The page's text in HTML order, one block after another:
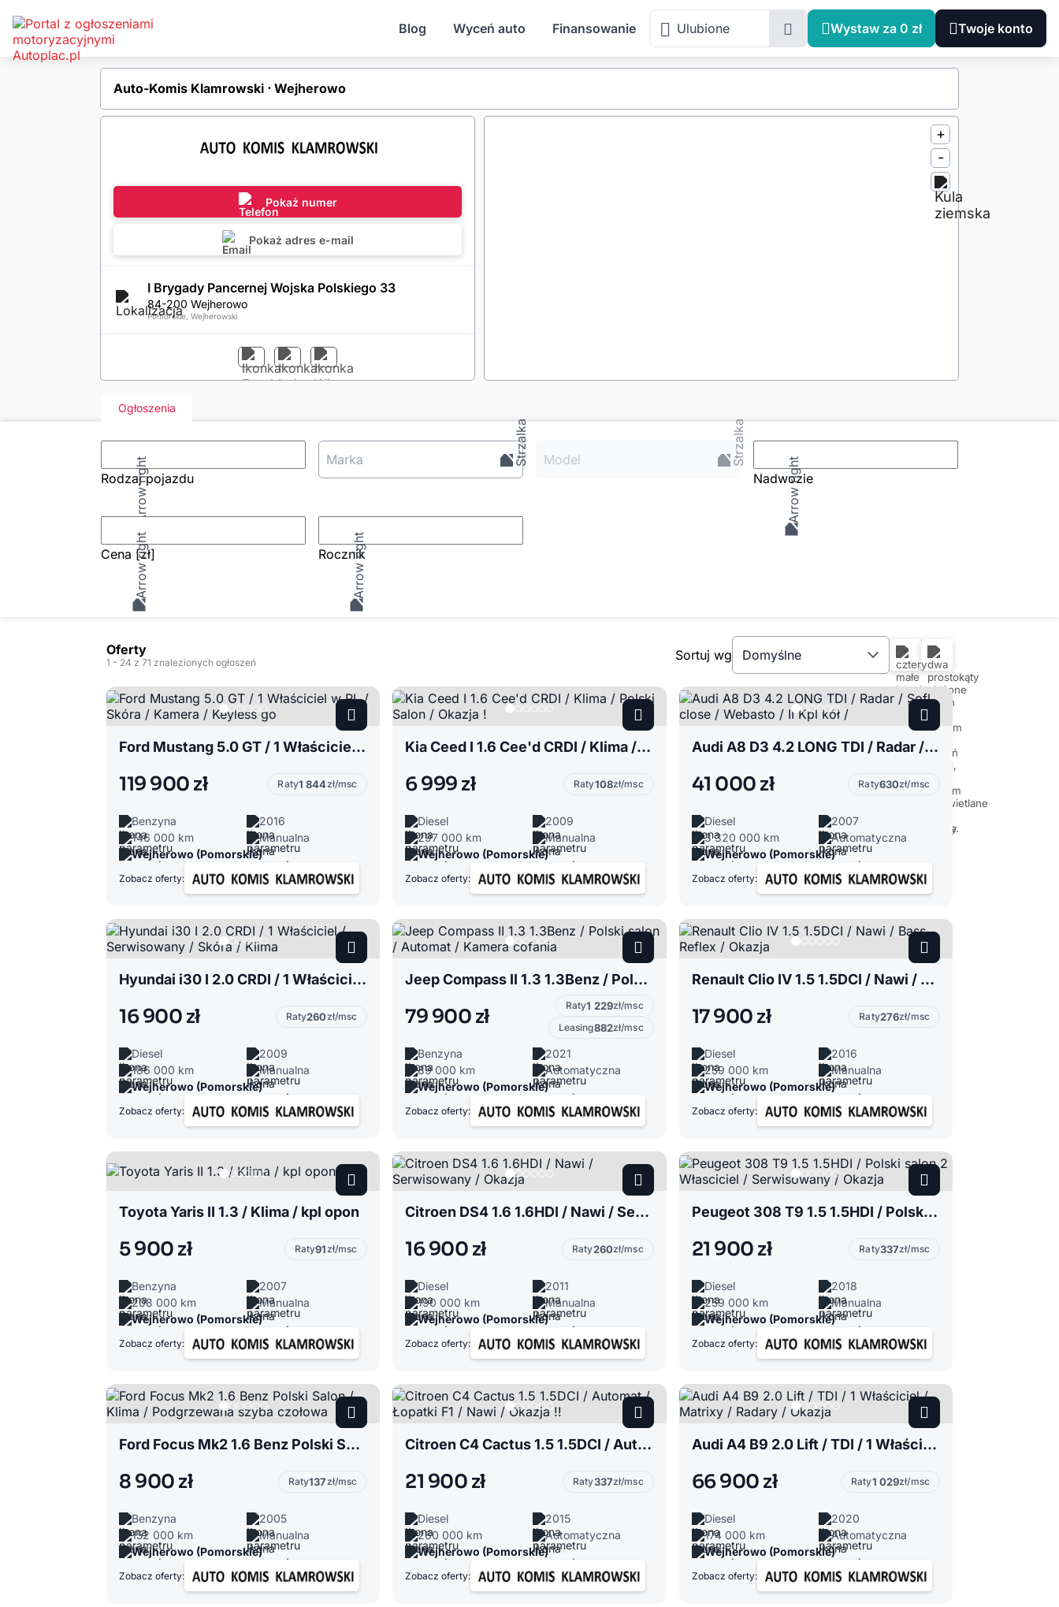
Blog Wyceń auto Finansowanie Ulubione Wystaw za 0 zł Twoje konto
Auto-Komis Klamrowski ⋅ Wejherowo
Pokaż numer
Pokaż adres e-mail
I Brygady Pancernej Wojska Polskiego 33
84-200 Wejherowo
Pomorskie, Wejherowski
+
-
Ogłoszenia
Rodzaj pojazdu
Marka
Model
Nadwozie
Cena [zł] Rocznik
Oferty
1 - 24 z 71 znalezionych ogłoszeń Sortuj wg Domyślne
Ford Mustang 5.0 GT / 1 Właściciel w PL / Skóra / Kamera / Keyless go
119 900 zł Raty1 844zł/msc
Benzyna
2016
146 000 km
Manualna
Wejherowo (Pomorskie)
Zobacz oferty:
Kia Ceed I 1.6 Cee'd CRDI / Klima / Polski Salon / Okazja !
6 999 zł Raty108zł/msc
Diesel
2009
297 000 km
Manualna
Wejherowo (Pomorskie)
Zobacz oferty:
Audi A8 D3 4.2 LONG TDI / Radar / Sofl close / Webasto / II Kpl kół /
41 000 zł Raty630zł/msc
Diesel
2007
3 320 000 km
Automatyczna
Wejherowo (Pomorskie)
Zobacz oferty:
Hyundai i30 I 2.0 CRDI / 1 Właściciel / Serwisowany / Skóra / Klima
16 900 zł Raty260zł/msc
Diesel
2009
186 000 km
Manualna
Wejherowo (Pomorskie)
Zobacz oferty:
Jeep Compass II 1.3 1.3Benz / Polski salon / Automat / Kamera cofania
79 900 zł Raty1 229zł/msc
Leasing882zł/msc
Benzyna
2021
89 000 km
Automatyczna
Wejherowo (Pomorskie)
Zobacz oferty:
Renault Clio IV 1.5 1.5DCI / Nawi / Bass Reflex / Okazja
17 900 zł Raty276zł/msc
Diesel
2016
259 000 km
Manualna
Wejherowo (Pomorskie)
Zobacz oferty:
Toyota Yaris II 1.3 / Klima / kpl opon
5 900 zł Raty91zł/msc
Benzyna
2007
208 000 km
Manualna
Wejherowo (Pomorskie)
Zobacz oferty:
Citroen DS4 1.6 1.6HDI / Nawi / Serwisowany / Okazja
16 900 zł Raty260zł/msc
Diesel
2011
190 000 km
Manualna
Wejherowo (Pomorskie)
Zobacz oferty:
Peugeot 308 T9 1.5 1.5HDI / Polski salon 2 Własciciel / Serwisowany / Okazja
21 900 zł Raty337zł/msc
Diesel
2018
259 000 km
Manualna
Wejherowo (Pomorskie)
Zobacz oferty:
Ford Focus Mk2 1.6 Benz Polski Salon / Klima / Podgrzewana szyba czołowa
8 900 zł Raty137zł/msc
Benzyna
2005
152 000 km
Manualna
Wejherowo (Pomorskie)
Zobacz oferty:
Citroen C4 Cactus 1.5 1.5DCI / Automat / Łopatki F1 / Nawi / Okazja !!
21 900 zł Raty337zł/msc
Diesel
2015
260 000 km
Automatyczna
Wejherowo (Pomorskie)
Zobacz oferty:
Audi A4 B9 2.0 Lift / TDI / 1 Właściciel / Matrixy / Radary / Okazja
66 900 zł Raty1 029zł/msc
Diesel
2020
174 000 km
Automatyczna
Wejherowo (Pomorskie)
Zobacz oferty: